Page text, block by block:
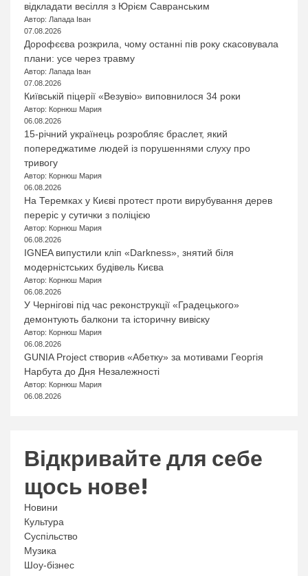
відкладати весілля з Юрієм Савранським
Автор: Лапада Іван
07.08.2026
Дорофєєва розкрила, чому останні пів року скасовувала
плани: усе через травму
Автор: Лапада Іван
07.08.2026
Київській піцерії «Везувіо» виповнилося 34 роки
Автор: Корнюш Мария
06.08.2026
15-річний українець розробляє браслет, який
попереджатиме людей із порушеннями слуху про
тривогу
Автор: Корнюш Мария
06.08.2026
На Теремках у Києві протест проти вирубування дерев
переріс у сутички з поліцією
Автор: Корнюш Мария
06.08.2026
IGNEA випустили кліп «Darkness», знятий біля
модерністських будівель Києва
Автор: Корнюш Мария
06.08.2026
У Чернігові під час реконструкції «Градецького»
демонтують балкони та історичну вивіску
Автор: Корнюш Мария
06.08.2026
GUNIA Project створив «Абетку» за мотивами Георгія
Нарбута до Дня Незалежності
Автор: Корнюш Мария
06.08.2026
Відкривайте для себе
щось нове!
Новини
Культура
Суспільство
Музика
Шоу-бізнес